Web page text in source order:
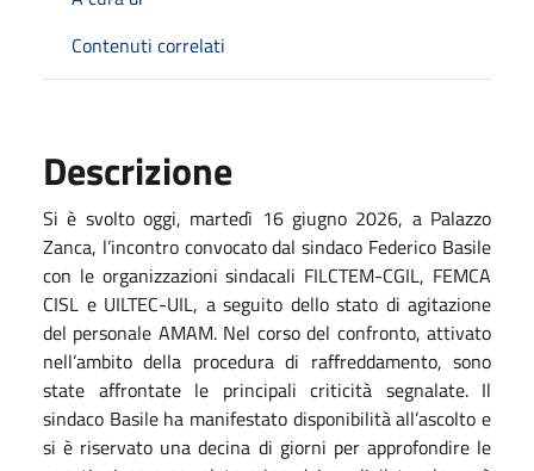
Contenuti correlati
Descrizione
Si è svolto oggi, martedì 16 giugno 2026, a Palazzo
Zanca, l’incontro convocato dal sindaco Federico Basile
con le organizzazioni sindacali FILCTEM-CGIL, FEMCA
CISL e UILTEC-UIL, a seguito dello stato di agitazione
del personale AMAM. Nel corso del confronto, attivato
nell’ambito della procedura di raffreddamento, sono
state affrontate le principali criticità segnalate. Il
sindaco Basile ha manifestato disponibilità all’ascolto e
si è riservato una decina di giorni per approfondire le